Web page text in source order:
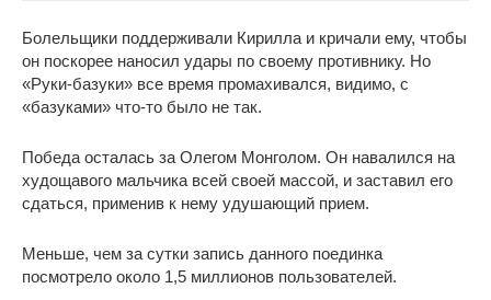
Болельщики поддерживали Кирилла и кричали ему, чтобы
он поскорее наносил удары по своему противнику. Но
«Руки-базуки» все время промахивался, видимо, с
«базуками» что-то было не так.
Победа осталась за Олегом Монголом. Он навалился на
худощавого мальчика всей своей массой, и заставил его
сдаться, применив к нему удушающий прием.
Меньше, чем за сутки запись данного поединка
посмотрело около 1,5 миллионов пользователей.